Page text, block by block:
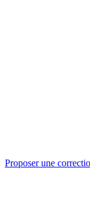
Proposer une